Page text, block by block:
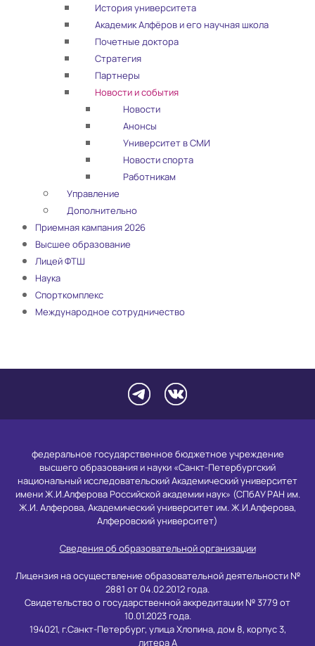
История университета
Академик Алфёров и его научная школа
Почетные доктора
Стратегия
Партнеры
Новости и события
Новости
Анонсы
Университет в СМИ
Новости спорта
Работникам
Управление
Дополнительно
Приемная кампания 2026
Высшее образование
Лицей ФТШ
Наука
Спорткомплекс
Международное сотрудничество
федеральное государственное бюджетное учреждение
высшего образования и науки «Санкт-Петербургский
национальный исследовательский Академический университет
имени Ж.И.Алферова Российской академии наук» (СПбАУ РАН им.
Ж.И. Алферова, Академический университет им. Ж.И.Алферова,
Алферовский университет)
Сведения об образовательной организации
Лицензия на осуществление образовательной деятельности №
2881 от 04.02.2012 года.
Свидетельство о государственной аккредитации № 3779 от
10.01.2023 года.
194021, г.Санкт-Петербург, улица Хлопина, дом 8, корпус 3,
литера А